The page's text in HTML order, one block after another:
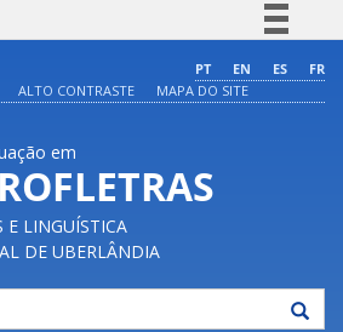
Comunica BR
Legislação
PT EN ES
FR
ALTO CONTRASTE MAPA DO SITE
em
E LINGUÍSTICA
DE UBERLÂNDIA